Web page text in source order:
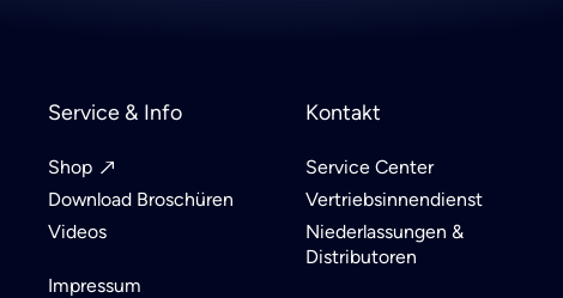
Service & Info
Shop
Download Broschüren
Videos
Impressum
Kontakt
Service Center
Vertriebsinnendienst
Niederlassungen &
Distributoren